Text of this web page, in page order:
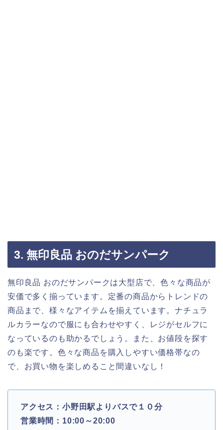
3. 無印良品 おのだサンパーク
無印良品 おのだサンパークは大型店で、色々な商品が
安価で多く揃っています。定番の商品からトレンドの
商品まで、様々なアイテムを揃えています。ナチュラ
ルカラーなので服にも合わせやすく、レジがセルフに
なっているのも助かるでしょう。また、お値段を探す
のも楽です。色々な商品を購入しやすい価格帯なの
で、お買い物を楽しめること間違いなし！
アクセス：小野田駅よりバスで１０分
営業時間：10:00～20:00